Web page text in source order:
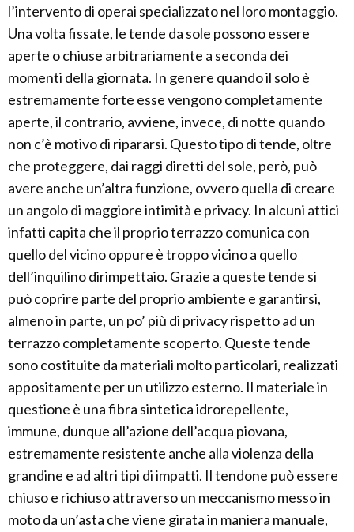
l’intervento di operai specializzato nel loro montaggio.
Una volta fissate, le tende da sole possono essere
aperte o chiuse arbitrariamente a seconda dei
momenti della giornata. In genere quando il solo è
estremamente forte esse vengono completamente
aperte, il contrario, avviene, invece, di notte quando
non c’è motivo di ripararsi. Questo tipo di tende, oltre
che proteggere, dai raggi diretti del sole, però, può
avere anche un’altra funzione, ovvero quella di creare
un angolo di maggiore intimità e privacy. In alcuni attici
infatti capita che il proprio terrazzo comunica con
quello del vicino oppure è troppo vicino a quello
dell’inquilino dirimpettaio. Grazie a queste tende si
può coprire parte del proprio ambiente e garantirsi,
almeno in parte, un po’ più di privacy rispetto ad un
terrazzo completamente scoperto. Queste tende
sono costituite da materiali molto particolari, realizzati
appositamente per un utilizzo esterno. Il materiale in
questione è una fibra sintetica idrorepellente,
immune, dunque all’azione dell’acqua piovana,
estremamente resistente anche alla violenza della
grandine e ad altri tipi di impatti. Il tendone può essere
chiuso e richiuso attraverso un meccanismo messo in
moto da un’asta che viene girata in maniera manuale,